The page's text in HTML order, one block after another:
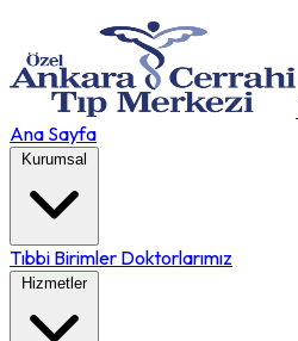
Ana Sayfa
Kurumsal
Tıbbi Birimler Doktorlarımız
Hizmetler